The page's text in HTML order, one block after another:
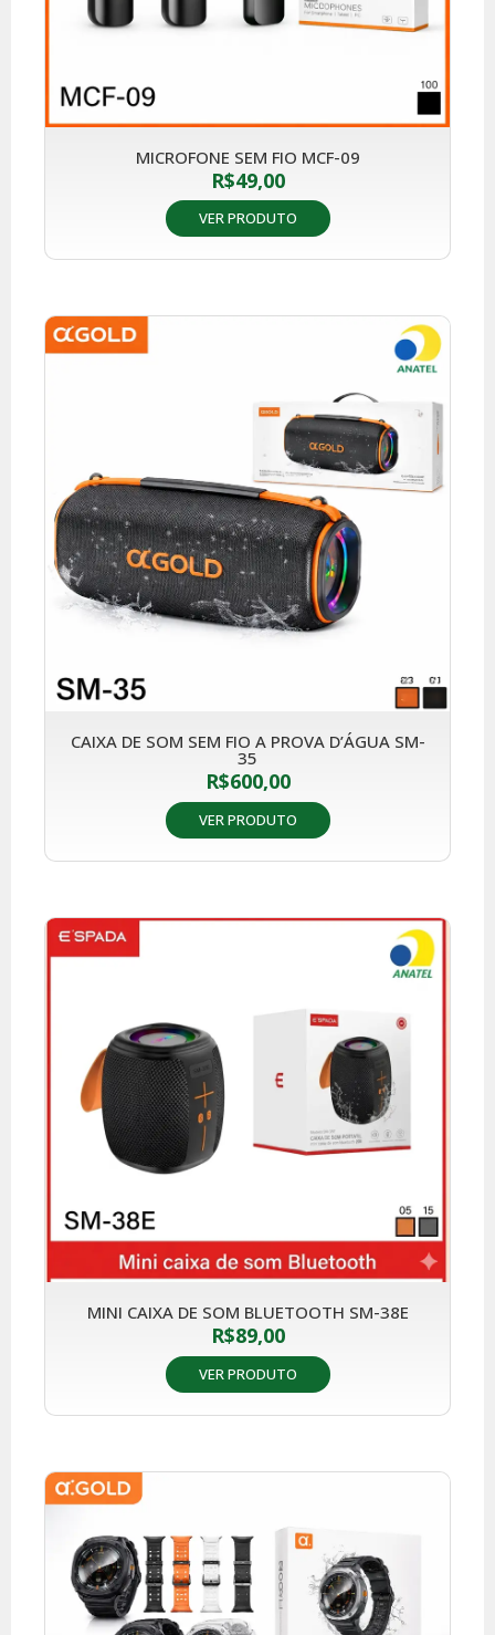
MICROFONE SEM FIO MCF-09
R$49,00
VER PRODUTO
CAIXA DE SOM SEM FIO A PROVA D’ÁGUA SM-
35
R$600,00
VER PRODUTO
MINI CAIXA DE SOM BLUETOOTH SM-38E
R$89,00
VER PRODUTO